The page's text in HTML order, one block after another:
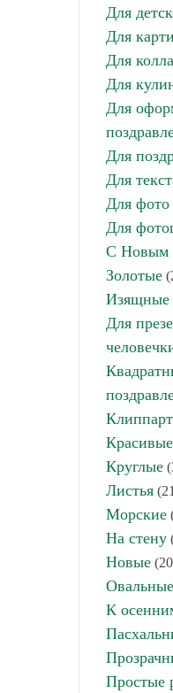
Для
Для
Для
Для
Для
Для
Для
Для фото
Для
С Новым
Золотые
Изящные
Для
Клиппарт
Красивые
Круглые
Листья
Морские
На стену
Новые
Овальные
К
Простые